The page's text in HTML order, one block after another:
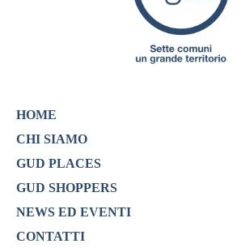
HOME
CHI SIAMO
GUD PLACES
GUD SHOPPERS
NEWS ED EVENTI
CONTATTI